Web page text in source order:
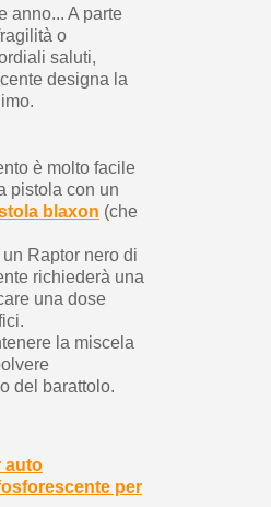
anno... A parte
o
saluti,
designa la
è molto facile
pistola con un
blaxon (che
Raptor nero di
richiederà una
una dose
la miscela
del barattolo.
auto
per